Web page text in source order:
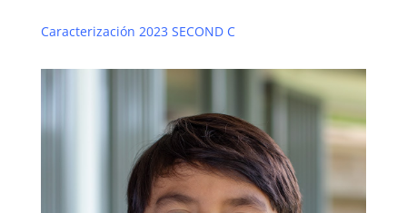
Caracterización 2023 SECOND C